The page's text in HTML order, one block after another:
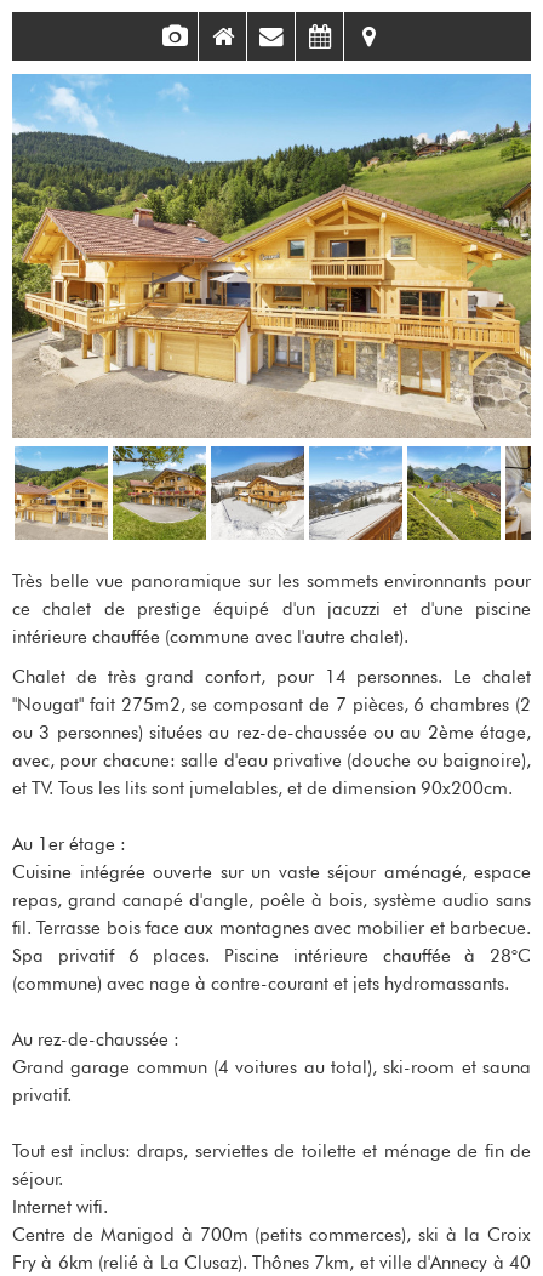
Très belle vue panoramique sur les sommets environnants pour
ce chalet de prestige équipé d'un jacuzzi et d'une piscine
intérieure chauffée (commune avec l'autre chalet).
Chalet de très grand confort, pour 14 personnes. Le chalet
"Nougat" fait 275m2, se composant de 7 pièces, 6 chambres (2
ou 3 personnes) situées au rez-de-chaussée ou au 2ème étage,
avec, pour chacune: salle d'eau privative (douche ou baignoire),
et TV. Tous les lits sont jumelables, et de dimension 90x200cm.
Au 1er étage :
Cuisine intégrée ouverte sur un vaste séjour aménagé, espace
repas, grand canapé d'angle, poêle à bois, système audio sans
fil. Terrasse bois face aux montagnes avec mobilier et barbecue.
Spa privatif 6 places. Piscine intérieure chauffée à 28°C
(commune) avec nage à contre-courant et jets hydromassants.
Au rez-de-chaussée :
Grand garage commun (4 voitures au total), ski-room et sauna
privatif.
Tout est inclus: draps, serviettes de toilette et ménage de fin de
séjour.
Internet wifi.
Centre de Manigod à 700m (petits commerces), ski à la Croix
Fry à 6km (relié à La Clusaz). Thônes 7km, et ville d'Annecy à 40